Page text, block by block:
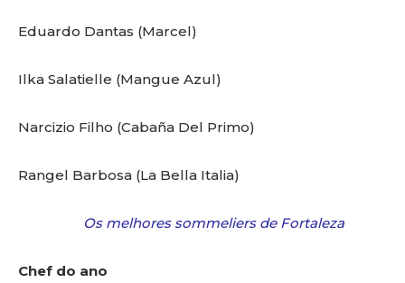
Eduardo Dantas (Marcel)
Ilka Salatielle (Mangue Azul)
Narcizio Filho (Cabaña Del Primo)
Rangel Barbosa (La Bella Italia)
Os melhores sommeliers de Fortaleza
Chef do ano